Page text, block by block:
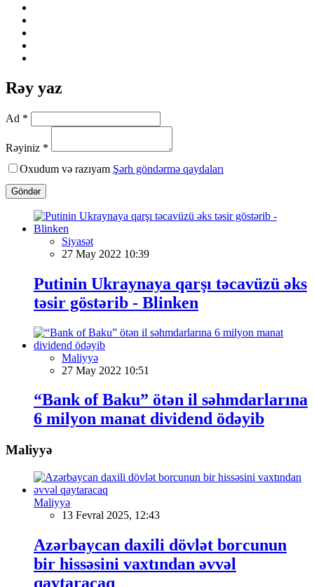
Rəy yaz
Ad *
Rəyiniz *
Oxudum və razıyam Şərh göndərmə qaydaları
Göndər
Siyasət
27 May 2022 10:39
Putinin Ukraynaya qarşı təcavüzü əks
təsir göstərib - Blinken
Maliyyə
27 May 2022 10:51
“Bank of Baku” ötən il səhmdarlarına
6 milyon manat dividend ödəyib
Maliyyə
Maliyyə
13 Fevral 2025, 12:43
Azərbaycan daxili dövlət borcunun
bir hissəsini vaxtından əvvəl
qaytaracaq